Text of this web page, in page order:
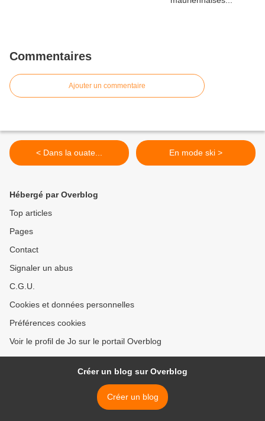
Commentaires
Ajouter un commentaire
< Dans la ouate... En mode ski >
Hébergé par Overblog
Top articles
Pages
Contact
Signaler un abus
C.G.U.
Cookies et données personnelles
Préférences cookies
Voir le profil de Jo sur le portail Overblog
Créer un blog sur Overblog
Créer un blog